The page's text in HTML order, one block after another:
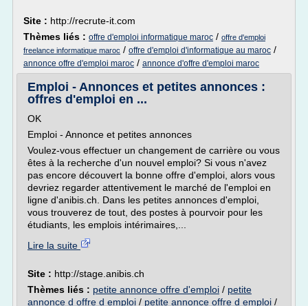
Site : http://recrute-it.com
Thèmes liés : offre d'emploi informatique maroc / offre d'emploi
freelance informatique maroc / offre d'emploi d'informatique au maroc /
annonce offre d'emploi maroc / annonce d'offre d'emploi maroc
Emploi - Annonces et petites annonces :
offres d'emploi en ...
OK
Emploi - Annonce et petites annonces
Voulez-vous effectuer un changement de carrière ou vous
êtes à la recherche d'un nouvel emploi? Si vous n'avez
pas encore découvert la bonne offre d'emploi, alors vous
devriez regarder attentivement le marché de l'emploi en
ligne d'anibis.ch. Dans les petites annonces d'emploi,
vous trouverez de tout, des postes à pourvoir pour les
étudiants, les emplois intérimaires,...
Lire la suite
Site : http://stage.anibis.ch
Thèmes liés : petite annonce offre d'emploi / petite
annonce d offre d emploi / petite annonce offre d emploi /